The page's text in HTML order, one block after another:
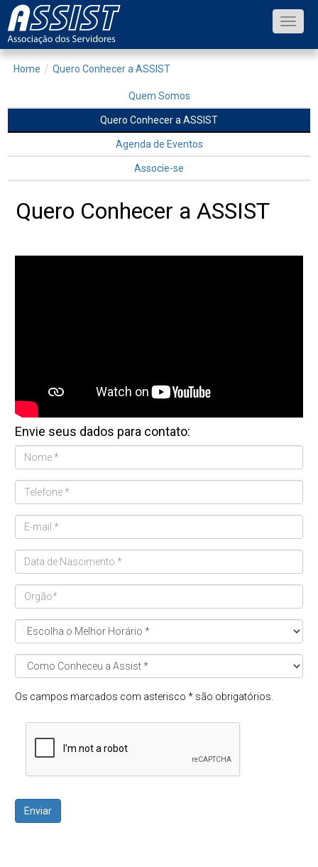
Toggle
Home Quero Conhecer a ASSIST
Quem Somos
Quero Conhecer a ASSIST
Agenda de Eventos
Associe-se
Quero Conhecer a ASSIST
Envie seus dados para contato:
Os campos marcados com asterisco * são obrigatórios.
Enviar